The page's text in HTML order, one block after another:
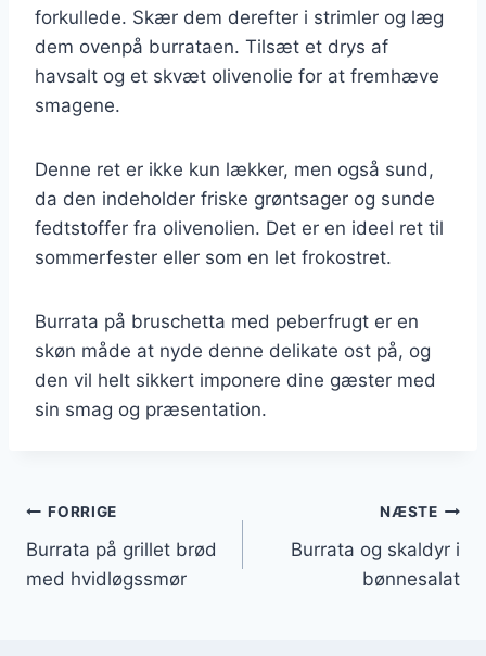
forkullede. Skær dem derefter i strimler og læg
dem ovenpå burrataen. Tilsæt et drys af
havsalt og et skvæt olivenolie for at fremhæve
smagene.
Denne ret er ikke kun lækker, men også sund,
da den indeholder friske grøntsager og sunde
fedtstoffer fra olivenolien. Det er en ideel ret til
sommerfester eller som en let frokostret.
Burrata på bruschetta med peberfrugt er en
skøn måde at nyde denne delikate ost på, og
den vil helt sikkert imponere dine gæster med
sin smag og præsentation.
Indlægsnavigation
FORRIGE
Burrata på grillet brød
med hvidløgssmør
NÆSTE
Burrata og skaldyr i
bønnesalat